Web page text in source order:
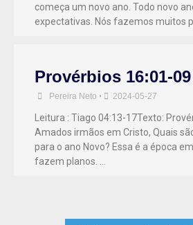
começa um novo ano. Todo novo
expectativas. Nós fazemos muitos
Provérbios 16:01-09
Pereira Neto • 2024-05-27
Leitura : Tiago 04:13-17Texto:
Amados irmãos em Cristo, Quais
para o ano Novo? Essa é a época
fazem planos. …